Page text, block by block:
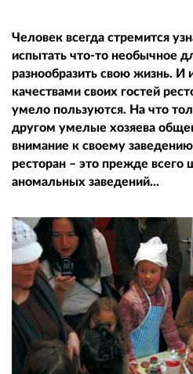
Человек всегда стремится
испытать что-то необычное
разнообразить свою жизнь.
качествами своих гостей
умело пользуются. На что
другом умелые хозяева
внимание к своему
ресторан – это прежде всего
аномальных заведений...